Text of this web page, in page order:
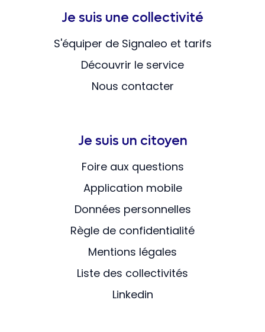
Je suis une collectivité
S'équiper de Signaleo et tarifs
Découvrir le service
Nous contacter
Je suis un citoyen
Foire aux questions
Application mobile
Données personnelles
Règle de confidentialité
Mentions légales
Liste des collectivités
Linkedin